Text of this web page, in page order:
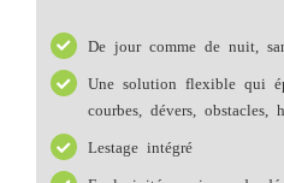
De jour comme de nuit,
Une solution flexible qui
courbes, dévers, obstacles,
Lestage intégré